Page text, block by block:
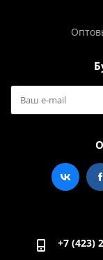
+7 (423)